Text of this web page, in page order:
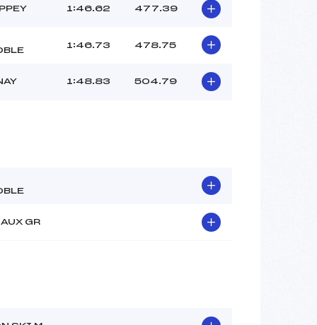
1:46.62 477.39
1:46.73 478.75
1:48.83 504.79
GR